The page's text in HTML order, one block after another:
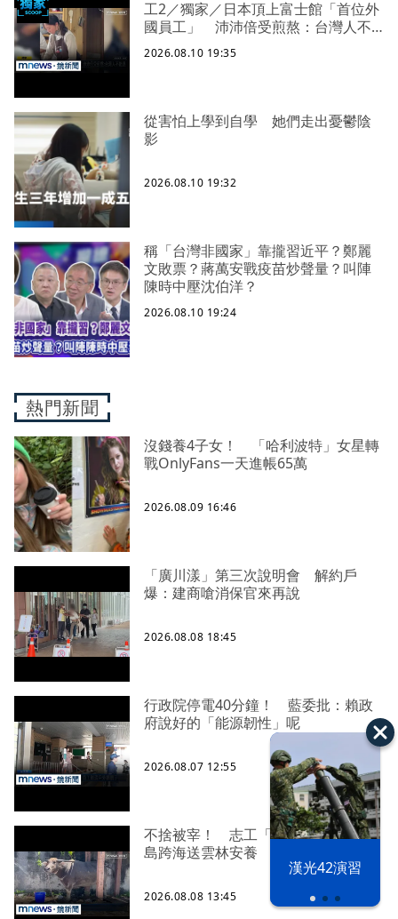
漢光42演習
工2／獨家／日本頂上富士館「首位外
國員工」 沛沛倍受煎熬：台灣人不
能退
2026.08.10 19:35
從害怕上學到自學 她們走出憂鬱陰
影
2026.08.10 19:32
稱「台灣非國家」靠攏習近平？鄭麗
文敗票？蔣萬安戰疫苗炒聲量？叫陣
陳時中壓沈伯洋？
2026.08.10 19:24
熱門新聞
沒錢養4子女！ 「哈利波特」女星轉
戰OnlyFans一天進帳65萬
2026.08.09 16:46
「廣川漾」第三次說明會 解約戶
爆：建商嗆消保官來再說
2026.08.08 18:45
行政院停電40分鐘！ 藍委批：賴政
府說好的「能源韌性」呢
2026.08.07 12:55
不捨被宰！ 志工「買牛救命」從綠
島跨海送雲林安養
2026.08.08 13:45